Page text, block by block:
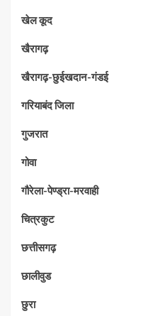
खेल कूद
खैरागढ़
खैरागढ़-छुईखदान-गंडई
गरियाबंद जिला
गुजरात
गोवा
गौरेला-पेण्ड्रा-मरवाही
चित्रकुट
छत्तीसगढ़
छालीवुड
छुरा